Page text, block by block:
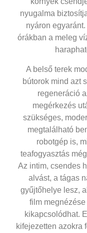
nyugalma
nyáron
órákban a meleg
A belső terek
bútorok mind azt
regeneráció
megérkezés
szükséges,
megtalálható
robotgép is,
teafogyasztás
Az intim, csendes
alvást, a tágas
gyűjtőhelye lesz,
film
kikapcsolódhat.
kifejezetten azokra